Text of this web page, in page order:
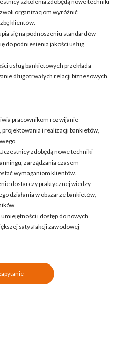
organizacjom wyróżnić
klientów.
się na podnoszeniu standardów
do podniesienia jakości usług
usług bankietowych przekłada
długotrwałych relacji biznesowych.
pracownikom rozwijanie
i realizacji bankietów,
zdobędą nowe techniki
zarządzania czasem
wymaganiom klientów.
dostarczy praktycznej wiedzy
działania w obszarze bankietów,
i dostęp do nowych
satysfakcji zawodowej